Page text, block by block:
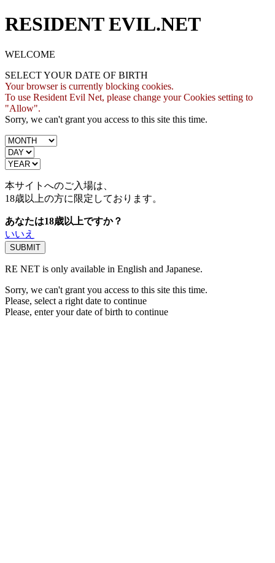
RESIDENT EVIL.NET
WELCOME
SELECT YOUR DATE OF BIRTH
Your browser is currently blocking cookies.
To use Resident Evil Net, please change your Cookies setting to
"Allow".
Sorry, we can't grant you access to this site this time.
本サイトへのご入場は、
18歳以上の方に限定しております。
あなたは18歳以上ですか？
いいえ
RE NET is only available in English and Japanese.
Sorry, we can't grant you access to this site this time.
Please, select a right date to continue
Please, enter your date of birth to continue